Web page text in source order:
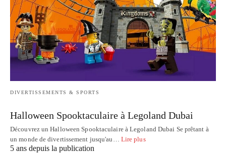
DIVERTISSEMENTS & SPORTS
Halloween Spooktaculaire à Legoland Dubai
Découvrez un Halloween Spooktaculaire à Legoland Dubai Se prêtant à
un monde de divertissement jusqu'au… Lire plus
5 ans depuis la publication